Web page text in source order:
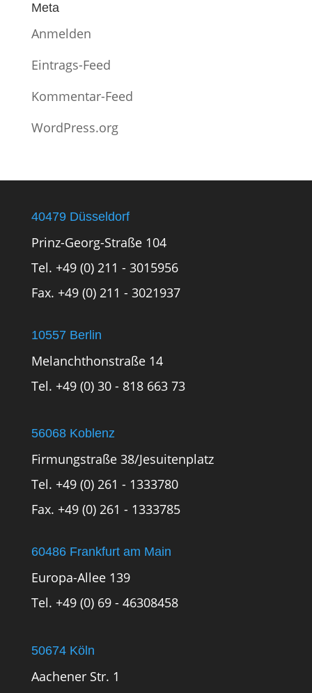
Meta
Anmelden
Eintrags-Feed
Kommentar-Feed
WordPress.org
40479 Düsseldorf
Prinz-Georg-Straße 104
Tel. +49 (0) 211 - 3015956
Fax. +49 (0) 211 - 3021937
10557 Berlin
Melanchthonstraße 14
Tel. +49 (0) 30 - 818 663 73
56068 Koblenz
Firmungstraße 38/Jesuitenplatz
Tel. +49 (0) 261 - 1333780
Fax. +49 (0) 261 - 1333785
60486 Frankfurt am Main
Europa-Allee 139
Tel. +49 (0) 69 - 46308458
50674 Köln
Aachener Str. 1